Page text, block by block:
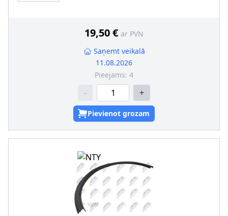
19,50 € ar PVN
Saņemt veikalā
11.08.2026
Pieejams: 4
- +
Pievienot grozam